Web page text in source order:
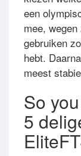
een
mee,
gebruiken
hebt.
meest
So
5